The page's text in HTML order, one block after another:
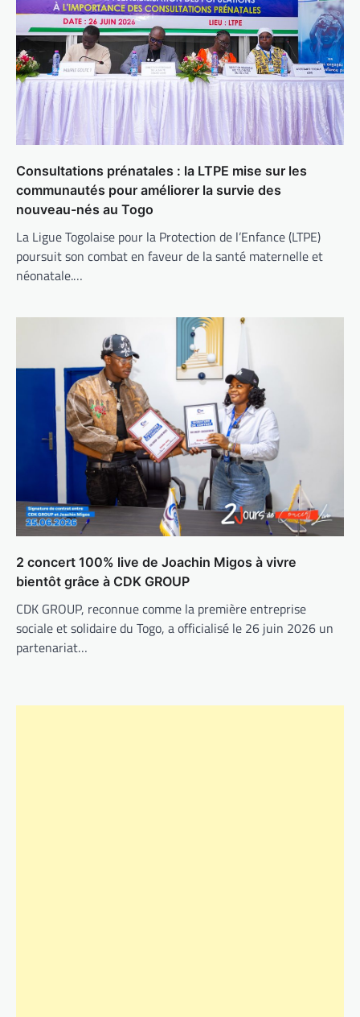
Consultations prénatales : la LTPE mise sur les
communautés pour améliorer la survie des
nouveau-nés au Togo
La Ligue Togolaise pour la Protection de l’Enfance (LTPE)
poursuit son combat en faveur de la santé maternelle et
néonatale.…
2 concert 100% live de Joachin Migos à vivre
bientôt grâce à CDK GROUP
CDK GROUP, reconnue comme la première entreprise
sociale et solidaire du Togo, a officialisé le 26 juin 2026 un
partenariat…